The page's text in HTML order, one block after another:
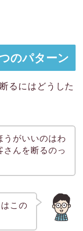
のパターン
るにはどうした
うがいいのはわ
さんを断るのっ
この